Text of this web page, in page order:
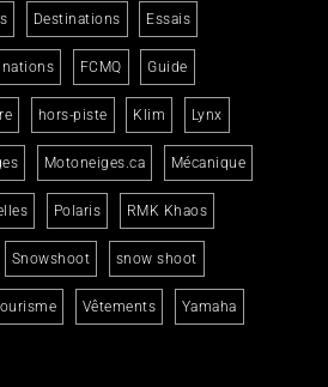
Destinations Essais
FCMQ Guide
hors-piste Klim Lynx
Motoneiges.ca Mécanique
Polaris RMK Khaos
Snowshoot snow shoot
Vêtements Yamaha